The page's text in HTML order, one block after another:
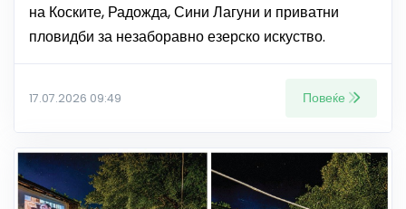
на Коските, Радожда, Сини Лагуни и приватни
пловидби за незаборавно езерско искуство.
17.07.2026 09:49 Повеќе